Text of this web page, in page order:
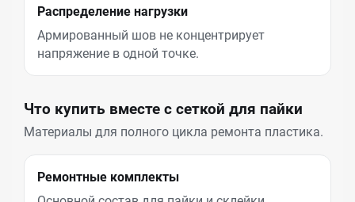
Распределение нагрузки
Армированный шов не концентрирует
напряжение в одной точке.
Что купить вместе с сеткой для пайки
Материалы для полного цикла ремонта пластика.
Ремонтные комплекты